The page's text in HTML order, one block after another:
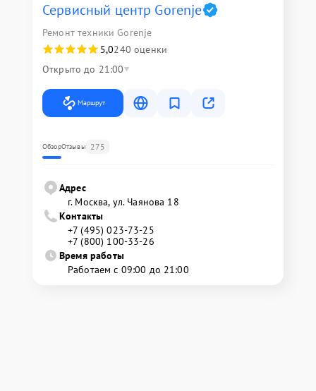
Сервисный центр Gorenje
Ремонт техники Gorenje
5,0240 оценки
Открыто до 21:00
Маршрут
ОбзорОтзывы 275
Адрес
г. Москва, ул. Чаянова 18
Контакты
+7 (495) 023-73-25
+7 (800) 100-33-26
Время работы
Работаем с 09:00 до 21:00